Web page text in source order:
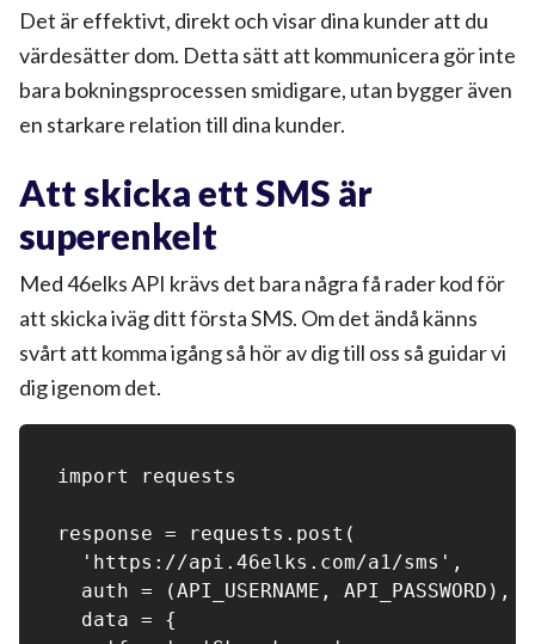
Det är effektivt, direkt och visar dina kunder att du
värdesätter dom. Detta sätt att kommunicera gör inte
bara bokningsprocessen smidigare, utan bygger även
en starkare relation till dina kunder.
Att skicka ett SMS är
superenkelt
Med 46elks API krävs det bara några få rader kod för
att skicka iväg ditt första SMS. Om det ändå känns
svårt att komma igång så hör av dig till oss så guidar vi
dig igenom det.
import requests
response = requests.post(
  'https://api.46elks.com/a1/sms',
  auth = (API_USERNAME, API_PASSWORD),
  data = {